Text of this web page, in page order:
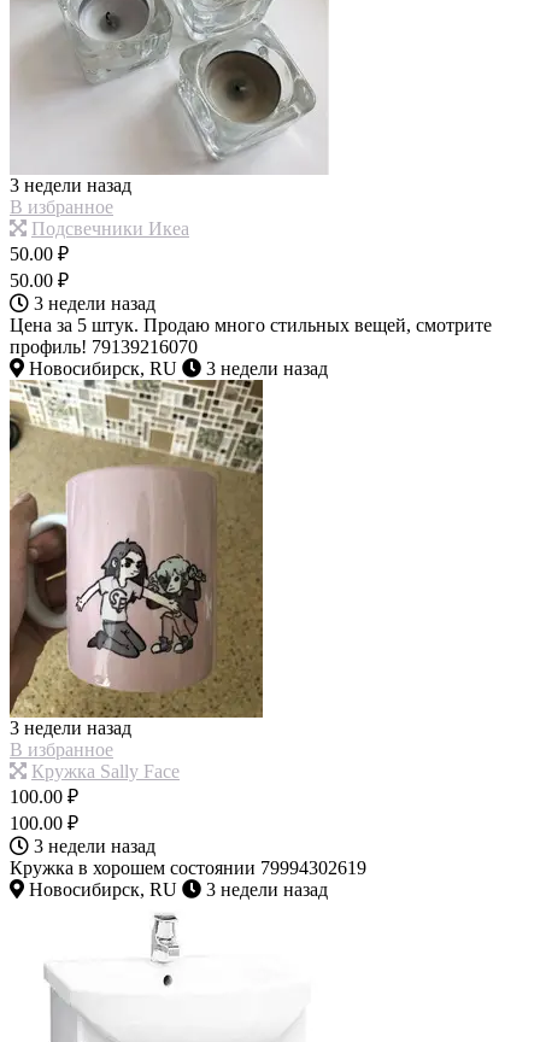
3 недели назад
В избранное
Подсвечники Икеа
50.00 ₽
50.00 ₽
3 недели назад
Цена за 5 штук. Продаю много стильных вещей, смотрите
профиль! 79139216070
Новосибирск, RU
3 недели назад
3 недели назад
В избранное
Кружка Sally Face
100.00 ₽
100.00 ₽
3 недели назад
Кружка в хорошем состоянии 79994302619
Новосибирск, RU
3 недели назад